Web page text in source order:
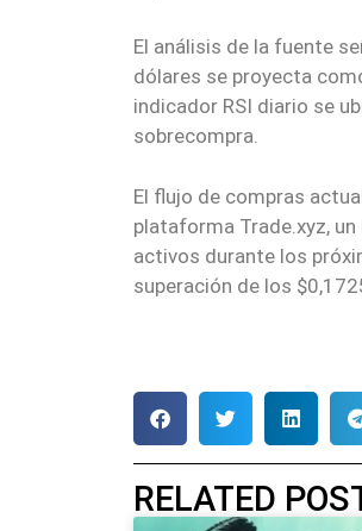
El análisis de la fuente
dólares se proyecta
indicador RSI diario se
sobrecompra.
El flujo de compras
plataforma Trade.xyz,
activos durante los
superación de los
RELATED